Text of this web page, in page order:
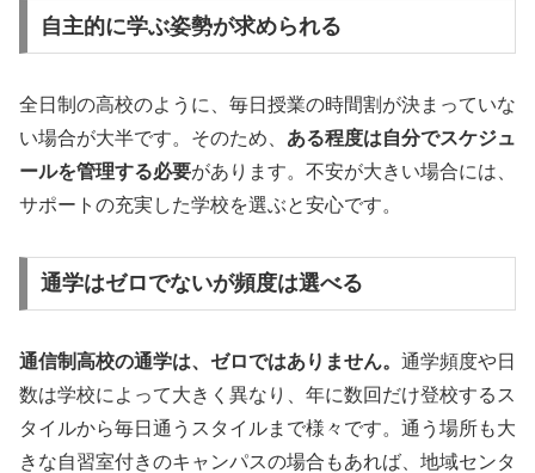
自主的に学ぶ姿勢が求められる
全日制の高校のように、毎日授業の時間割が決まっていな
い場合が大半です。そのため、 ある程度は自分でスケジュ
ールを管理する必要があります。不安が大きい場合には、
サポートの充実した学校を選ぶと安心です。
通学はゼロでないが頻度は選べる
通信制高校の通学は、ゼロではありません。 通学頻度や日
数は学校によって大きく異なり、年に数回だけ登校するス
タイルから毎日通うスタイルまで様々です。通う場所も大
きな自習室付きのキャンパスの場合もあれば、地域センタ